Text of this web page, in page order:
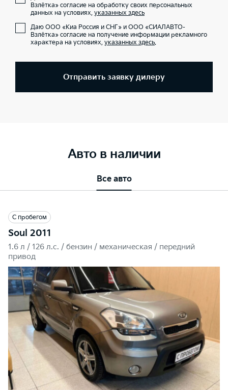
Взлётка» согласие на обработку своих персональных
данных на условиях, указанных здесь
Даю ООО «Киа Россия и СНГ» и ООО «СИАЛАВТО-
Взлётка» согласие на получение информации рекламного
характера на условиях, указанных здесь.
Отправить заявку дилеру
Авто в наличии
Все авто
С пробегом
Soul 2011
1.6 л / 126 л.c. / бензин / механическая / передний
привод